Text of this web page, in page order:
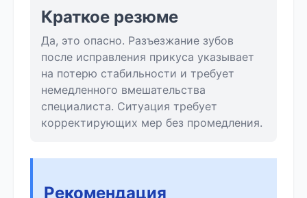
Краткое резюме
Да, это опасно. Разъезжание зубов
после исправления прикуса указывает
на потерю стабильности и требует
немедленного вмешательства
специалиста. Ситуация требует
корректирующих мер без промедления.
Рекомендация